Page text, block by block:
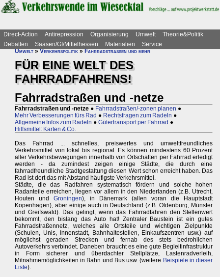
Direct-Action Antirepression Organisierung Umwelt
Theorie&Politik
Debatten
Saasen/GI/Mittelhessen Materialien
Service
Umwelt»Verkehrspolitik»Fahrradstraßen und mehr
FÜR EINE WELT DES
FAHRRADFAHRENS!
Fahrradstraßen und -netze
Fahrradstraßen und -netze ● Fahrradstraßen/-zonen planen ●
Mehr Verbesserungen fürs Rad ● Rechtsfragen zum Radeln ●
Allgemeine Infos zum Radeln ● Gütertransport per Fahrrad ●
Hilfsmittel: Karten & Co.
Das Fahrrad ... schnelles, preiswertes und umweltfreundliches
Verkehrsmittel von lokal bis regional. Es können mindestens 60 Prozent
aller Verkehrsbewegungen innerhalb von Ortschaften per Fahrrad erledigt
werden - da zumindest zeigen einige Städte, die durch eine
fahrradfreundliche Stadtgestaltung diesen Wert schon erreicht haben. Das
Rad ist dort das mit Abstand häufigste Verkehrsmittel.
Städte, die das Radfahren systematisch fördern und solche hohen
Radanteile erreichen, liegen vor allem in den Niederlanden (z.B. Utrecht,
Houten undGroningen), in Dänemark (allen voran die Hauptstadt
Kopenhagen), aber einige auch in Deutschland (z.B. Oldenburg, Münster
und Greifswald). Das gelingt, wenn das Fahrradfahren den Stellenwert
bekommt, den bislang das Auto hat! Zentraler Baustein ist ein gutes
Fahrradstraßennetz, welches alle Ortsteile und wichtigen Zielpunkte
(Schulen, Unis, Innenstadt, Bahnhaltestellen, Einkaufszentren usw.) auf
möglichst geraden Strecken und fernab des stets bedrohlichen
Autoverkehrs verbindet. Daneben braucht es eine gute Begleitinfrastruktur
in Form sicherer und überdachter Stellplätze, Lastenradverleih,
Mitnahmemöglichkeiten in Bahn und Bus usw. (weitere Beispiele in dieser
Liste).